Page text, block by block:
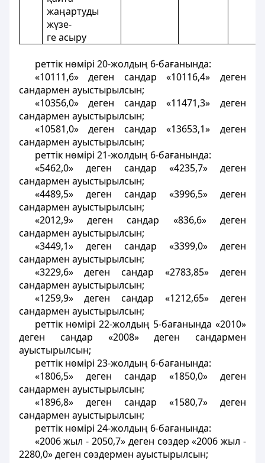
жаңартуды
жүзе-
ге асыру
реттік нөмірі 20-жолдың 6-бағанында:
«10111,6» деген сандар «10116,4» деген
сандармен ауыстырылсын;
«10356,0» деген сандар «11471,3» деген
сандармен ауыстырылсын;
«10581,0» деген сандар «13653,1» деген
сандармен ауыстырылсын;
реттік нөмірі 21-жолдың 6-бағанында:
«5462,0» деген сандар «4235,7» деген
сандармен ауыстырылсын;
«4489,5» деген сандар «3996,5» деген
сандармен ауыстырылсын;
«2012,9» деген сандар «836,6» деген
сандармен ауыстырылсын;
«3449,1» деген сандар «3399,0» деген
сандармен ауыстырылсын;
«3229,6» деген сандар «2783,85» деген
сандармен ауыстырылсын;
«1259,9» деген сандар «1212,65» деген
сандармен ауыстырылсын;
реттік нөмірі 22-жолдың 5-бағанында «2010»
деген сандар «2008» деген сандармен
ауыстырылсын;
реттік нөмірі 23-жолдың 6-бағанында:
«1806,5» деген сандар «1850,0» деген
сандармен ауыстырылсын;
«1896,8» деген сандар «1580,7» деген
сандармен ауыстырылсын;
реттік нөмірі 24-жолдың 6-бағанында:
«2006 жыл - 2050,7» деген сөздер «2006 жыл -
2280,0» деген сөздермен ауыстырылсын;